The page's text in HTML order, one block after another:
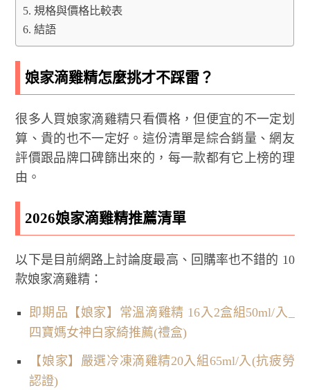
規格與價格比較表
結語
娘家滴雞精怎麼挑才不踩雷？
很多人買娘家滴雞精只看價格，但便宜的不一定划
算、貴的也不一定好。這份清單是綜合銷量、網友
評價跟品牌口碑篩出來的，每一款都有它上榜的理
由。
2026娘家滴雞精推薦清單
以下是目前網路上討論度最高、回購率也不錯的 10
款娘家滴雞精：
即期品【娘家】常溫滴雞精 16入2盒組50ml/入_
四寶媽女神白家綺推薦(禮盒)
【娘家】嚴選冷凍滴雞精20入組65ml/入(抗疲勞
認證)